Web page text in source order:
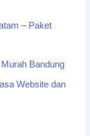
– Paket
Bandung
Website dan